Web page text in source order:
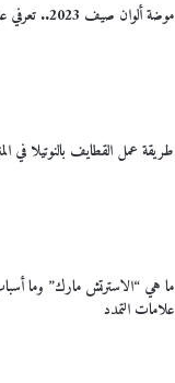
موضة ألوان صيف 2023.. تعرفي عليها
طريقة عمل القطايف بالنوتيلا في
ما هي “الاسترتش مارك” وما
علامات التمدد